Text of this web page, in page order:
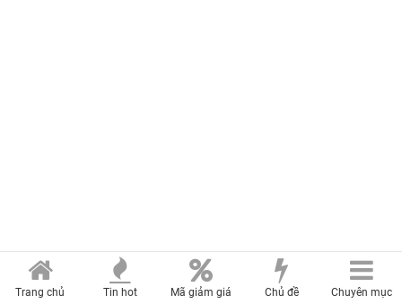
Trang chủ Tin hot Mã giảm giá Chủ đề Chuyên mục